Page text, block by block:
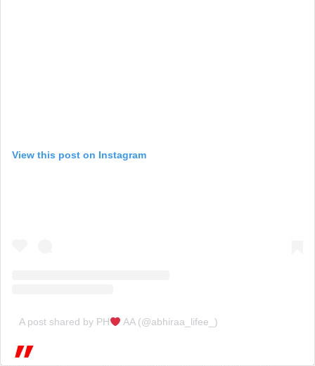
View this post on Instagram
A post shared by PH AA (@abhiraa_lifee_)